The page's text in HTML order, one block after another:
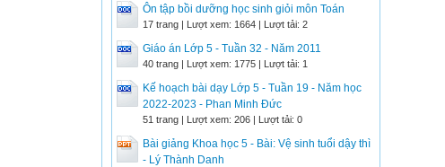
Ôn tập bồi dưỡng học sinh giỏi môn Toán
17 trang | Lượt xem: 1664 | Lượt tải: 2
Giáo án Lớp 5 - Tuần 32 - Năm 2011
40 trang | Lượt xem: 1775 | Lượt tải: 1
Kế hoạch bài dạy Lớp 5 - Tuần 19 - Năm học
2022-2023 - Phan Minh Đức
51 trang | Lượt xem: 206 | Lượt tải: 0
Bài giảng Khoa học 5 - Bài: Vệ sinh tuổi dậy thì
- Lý Thành Danh